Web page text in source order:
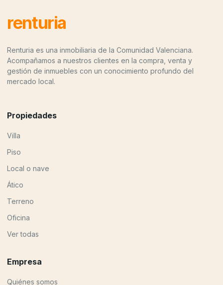
renturia
Renturia es una inmobiliaria de la Comunidad Valenciana.
Acompañamos a nuestros clientes en la compra, venta y
gestión de inmuebles con un conocimiento profundo del
mercado local.
Propiedades
Villa
Piso
Local o nave
Ático
Terreno
Oficina
Ver todas
Empresa
Quiénes somos